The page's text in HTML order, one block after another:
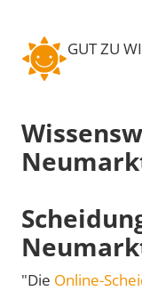
GUT ZU
"Die Online-